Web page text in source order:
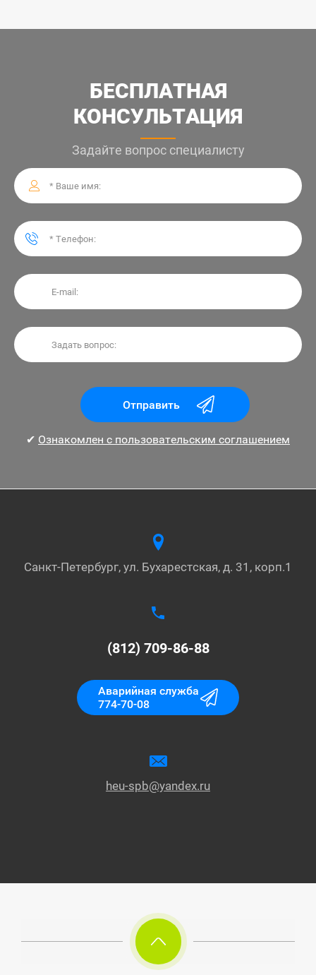
БЕСПЛАТНАЯ
КОНСУЛЬТАЦИЯ
Задайте вопрос специалисту
Отправить
✔ Ознакомлен с пользовательским соглашением
Санкт-Петербург, ул. Бухарестская, д. 31, корп.1
(812) 709-86-88
Аварийная служба
774-70-08
heu-spb@yandex.ru